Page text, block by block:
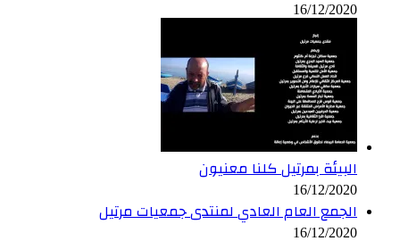
16/12/2020
البيئة بمرتيل كلنا معنيون
16/12/2020
الجمع العام العادي لمنتدى جمعيات مرتيل
16/12/2020